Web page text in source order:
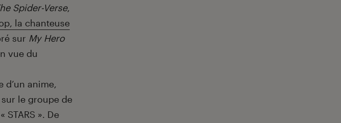
Spider-Verse,
la chanteuse
sur My Hero
vue du
d’un anime,
le groupe de
». De